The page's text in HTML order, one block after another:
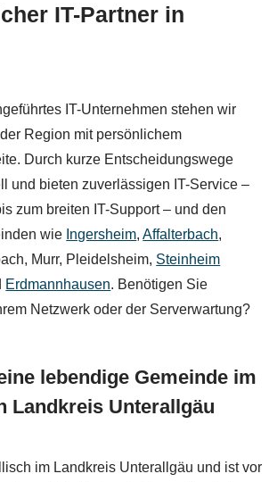
IT-Partner in
IT-Unternehmen stehen wir
Region mit persönlichem
Durch kurze Entscheidungswege
und bieten zuverlässigen IT-Service –
zum breiten IT-Support – und den
wie Ingersheim,Affalterbach,
Murr, Pleidelsheim, Steinheim
Erdmannhausen. Benötigen Sie
Netzwerk oder der Serverwartung?
lebendige Gemeinde im
Landkreis Unterallgäu
im Landkreis Unterallgäu und ist vor